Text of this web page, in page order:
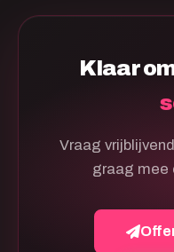
Klaar
Vraag
graag mee